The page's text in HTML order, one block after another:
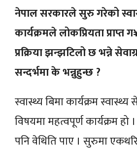
नेपाल सरकारले सुरु गरेको
कार्यक्रमले लोकप्रियता
प्रक्रिया झन्झटिलो छ भन्ने
सन्दर्भमा के भन्नुहुन्छ ?
स्वास्थ्य बिमा कार्यक्रम स्वास्थ्य
विषयमा महत्वपूर्ण कार्यक्रम
पनि वेथिति पाए । सुरुमा